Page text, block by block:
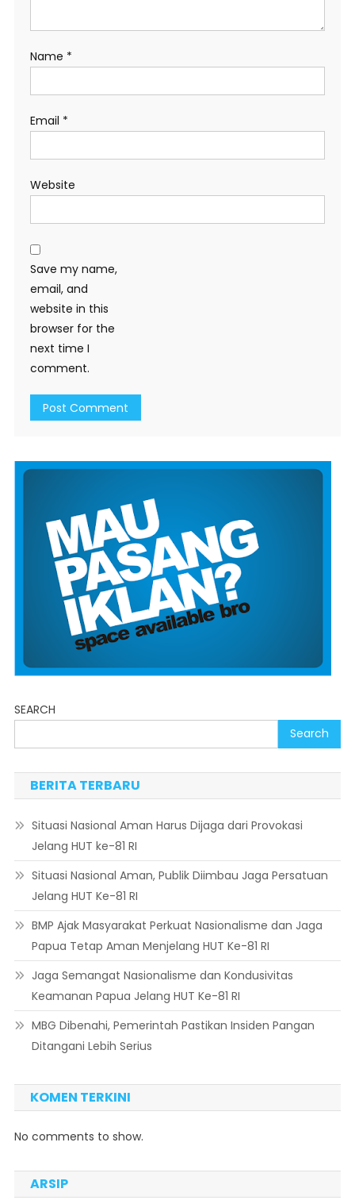
Name *
Email *
Website
Save my name,
email, and
website in this
browser for the
next time I
comment.
SEARCH
Search
BERITA TERBARU
Situasi Nasional Aman Harus Dijaga dari Provokasi
Jelang HUT ke-81 RI
Situasi Nasional Aman, Publik Diimbau Jaga Persatuan
Jelang HUT Ke-81 RI
BMP Ajak Masyarakat Perkuat Nasionalisme dan Jaga
Papua Tetap Aman Menjelang HUT Ke-81 RI
Jaga Semangat Nasionalisme dan Kondusivitas
Keamanan Papua Jelang HUT Ke-81 RI
MBG Dibenahi, Pemerintah Pastikan Insiden Pangan
Ditangani Lebih Serius
KOMEN TERKINI
No comments to show.
ARSIP